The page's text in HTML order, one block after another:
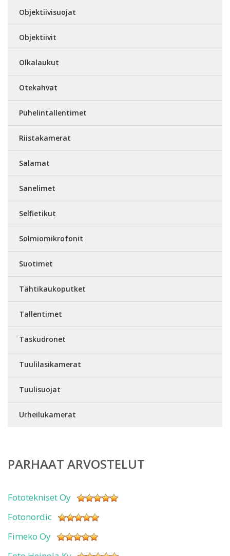
Objektiivisuojat
Objektiivit
Olkalaukut
Otekahvat
Puhelintallentimet
Riistakamerat
Salamat
Sanelimet
Selfietikut
Solmiomikrofonit
Suotimet
Tähtikaukoputket
Tallentimet
Taskudronet
Tuulilasikamerat
Tuulisuojat
Urheilukamerat
PARHAAT ARVOSTELUT
Fototekniset Oy
Fotonordic
Fimeko Oy